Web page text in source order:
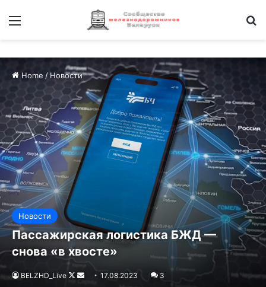
Home / Новости
Новости
Пассажирская логистика БЖД —
снова «в хвосте»
BELZHD_Live
Follow
Send17.08.2023 3